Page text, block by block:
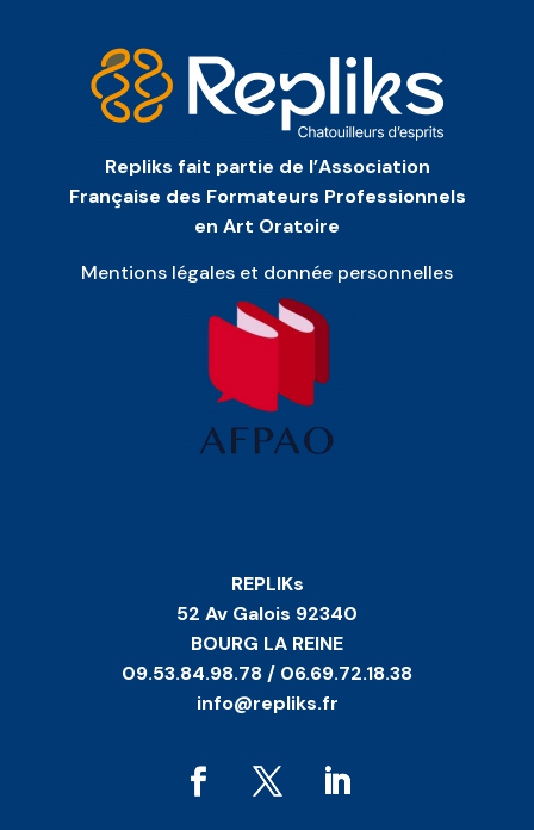
Repliks fait partie de l’Association
Française des Formateurs Professionnels
en Art Oratoire
Mentions légales et donnée personnelles
REPLIKs
52 Av Galois 92340
BOURG LA REINE
09.53.84.98.78 / 06.69.72.18.38
info@repliks.fr